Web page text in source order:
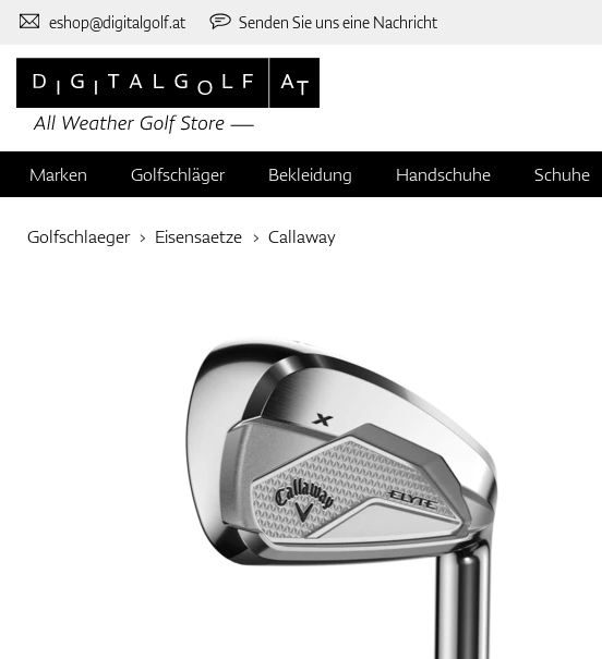
eshop@digitalgolf.at Senden Sie uns eine Nachricht
Marken Golfschläger Bekleidung Handschuhe Schuhe
Golfschlaeger Eisensaetze Callaway